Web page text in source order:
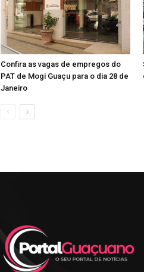
Confira as vagas de empregos do
PAT de Mogi Guaçu para o dia 28 de
Janeiro